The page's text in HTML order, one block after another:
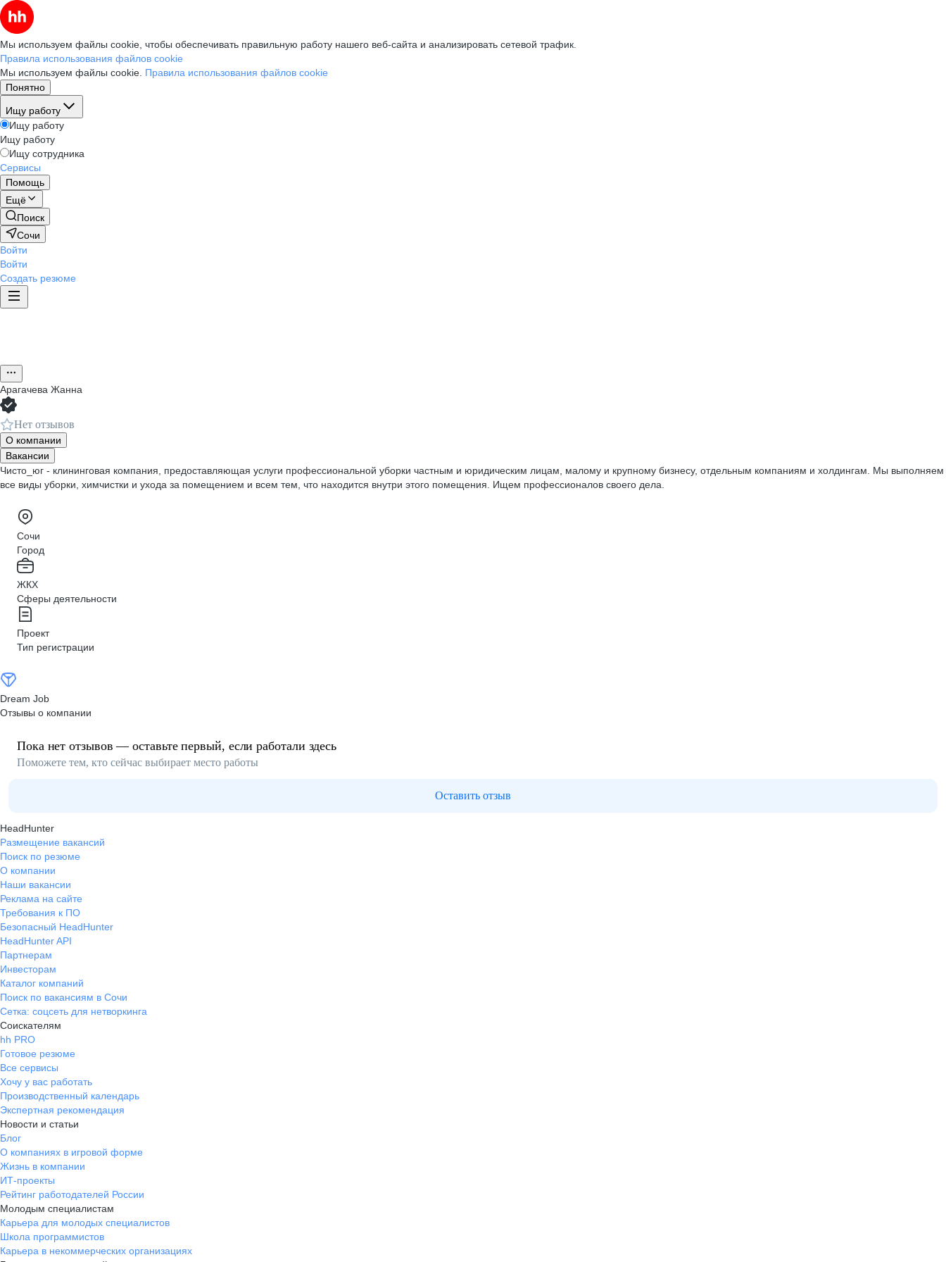
Мы используем файлы cookie, чтобы обеспечивать правильную работу нашего веб-сайта и анализировать сетевой трафик.
Правила использования файлов cookie
Мы используем файлы cookie. Правила использования файлов cookie
Понятно
Ищу работу
Ищу работу
Ищу работу
Ищу сотрудника
Сервисы
Помощь
Ещё
Поиск
Сочи
Войти
Войти
Создать резюме
Арагачева Жанна
Нет отзывов
О компании
Вакансии
Чисто_юг - клининговая компания, предоставляющая услуги профессиональной уборки частным и юридическим лицам, малому и крупному бизнесу, отдельным компаниям и холдингам. Мы выполняем
все виды уборки, химчистки и ухода за помещением и всем тем, что находится внутри этого помещения. Ищем профессионалов своего дела.
Сочи
Город
ЖКХ
Сферы деятельности
Проект
Тип регистрации
Dream Job
Отзывы о компании
Пока нет отзывов — оставьте первый, если работали здесь
Поможете тем, кто сейчас выбирает место работы
Оставить отзыв
HeadHunter
Размещение вакансий
Поиск по резюме
О компании
Наши вакансии
Реклама на сайте
Требования к ПО
Безопасный HeadHunter
HeadHunter API
Партнерам
Инвесторам
Каталог компаний
Поиск по вакансиям в Сочи
Сетка: соцсеть для нетворкинга
Соискателям
hh PRO
Готовое резюме
Все сервисы
Хочу у вас работать
Производственный календарь
Экспертная рекомендация
Новости и статьи
Блог
О компаниях в игровой форме
Жизнь в компании
ИТ-проекты
Рейтинг работодателей России
Молодым специалистам
Карьера для молодых специалистов
Школа программистов
Карьера в некоммерческих организациях